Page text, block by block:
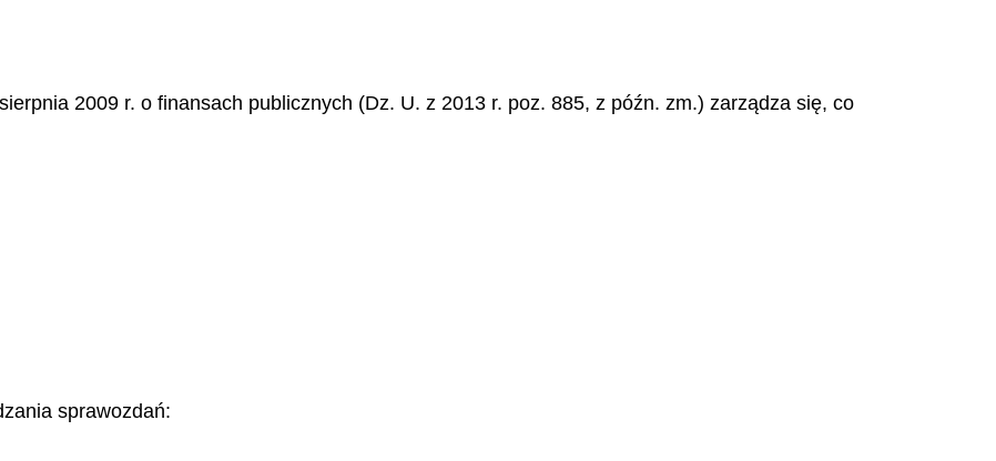
2009 r. o finansach publicznych (Dz. U. z 2013 r. poz. 885, z późn. zm.) zarządza się, co
sprawozdań: